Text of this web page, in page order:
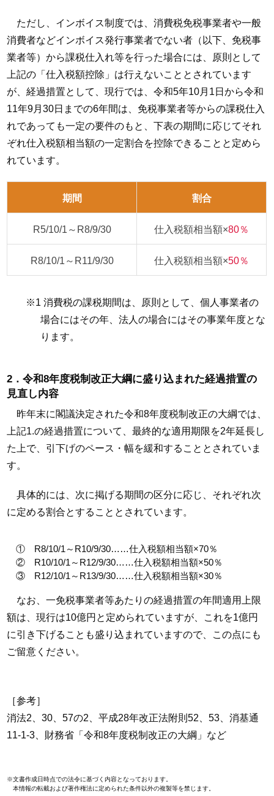
ただし、インボイス制度では、消費税免税事業者や一般
消費者などインボイス発行事業者でない者（以下、免税事
業者等）から課税仕入れ等を行った場合には、原則として
上記の「仕入税額控除」は行えないこととされています
が、経過措置として、現行では、令和5年10月1日から令和
11年9月30日までの6年間は、免税事業者等からの課税仕入
れであっても一定の要件のもと、下表の期間に応じてそれ
ぞれ仕入税額相当額の一定割合を控除できることと定めら
れています。
期間 割合
R5/10/1～R8/9/30 仕入税額相当額×80％
R8/10/1～R11/9/30 仕入税額相当額×50％
※1 消費税の課税期間は、原則として、個人事業者の
場合にはその年、法人の場合にはその事業年度とな
ります。
2．令和8年度税制改正大綱に盛り込まれた経過措置の
見直し内容
昨年末に閣議決定された令和8年度税制改正の大綱では、
上記1.の経過措置について、最終的な適用期限を2年延長し
た上で、引下げのペース・幅を緩和することとされていま
す。
具体的には、次に掲げる期間の区分に応じ、それぞれ次
に定める割合とすることとされています。
① R8/10/1～R10/9/30……仕入税額相当額×70％
② R10/10/1～R12/9/30……仕入税額相当額×50％
③ R12/10/1～R13/9/30……仕入税額相当額×30％
なお、一免税事業者等あたりの経過措置の年間適用上限
額は、現行は10億円と定められていますが、これを1億円
に引き下げることも盛り込まれていますので、この点にも
ご留意ください。
［参考］
消法2、30、57の2、平成28年改正法附則52、53、消基通
11-1-3、財務省「令和8年度税制改正の大綱」など
※文書作成日時点での法令に基づく内容となっております。
本情報の転載および著作権法に定められた条件以外の複製等を禁じます。